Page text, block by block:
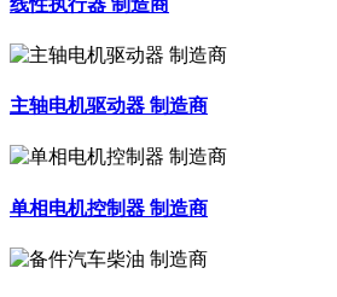
主轴电机驱动器 制造商
单相电机控制器 制造商